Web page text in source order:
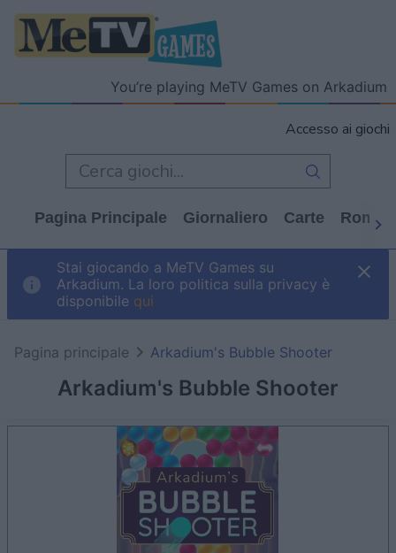
You’re playing MeTV Games on Arkadium
Accesso ai giochi
Pagina Principale Giornaliero Carte
Stai giocando a MeTV Games su
Arkadium. La loro politica sulla privacy è
disponibile qui
Arkadium's Bubble Shooter
Pagina principale Arkadium's Bubble Shooter